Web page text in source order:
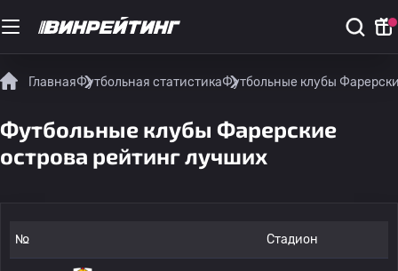
ГлавнаяФутбольная статистикаФутбольные клубы
Футбольные клубы Фарерские
острова рейтинг лучших
№ Стадион